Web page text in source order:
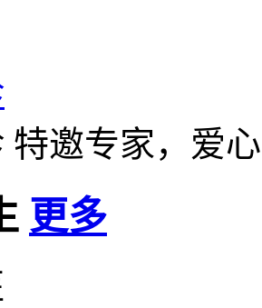
特邀专家，爱
更多